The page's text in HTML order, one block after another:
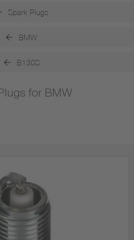
Spark Plugs
BMW
B130S
for BMW